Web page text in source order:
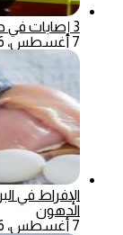
3 إصابات في حادثة طعن بالطيبة داخل أراضي الـ48
7 أغسطس، 2026
الإفراط في
الدهون
7 أغسطس، 2026